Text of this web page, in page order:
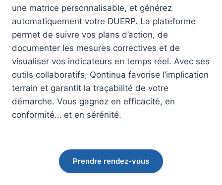
une matrice personnalisable, et générez
automatiquement votre DUERP. La plateforme
permet de suivre vos plans d’action, de
documenter les mesures correctives et de
visualiser vos indicateurs en temps réel. Avec ses
outils collaboratifs, Qontinua favorise l’implication
terrain et garantit la traçabilité de votre
démarche. Vous gagnez en efficacité, en
conformité… et en sérénité.
Prendre rendez-vous